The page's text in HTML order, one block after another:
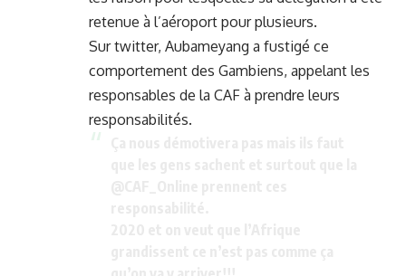
retenue à l’aéroport pour plusieurs.
Sur twitter, Aubameyang a fustigé ce
comportement des Gambiens, appelant les
responsables de la CAF à prendre leurs
responsabilités.